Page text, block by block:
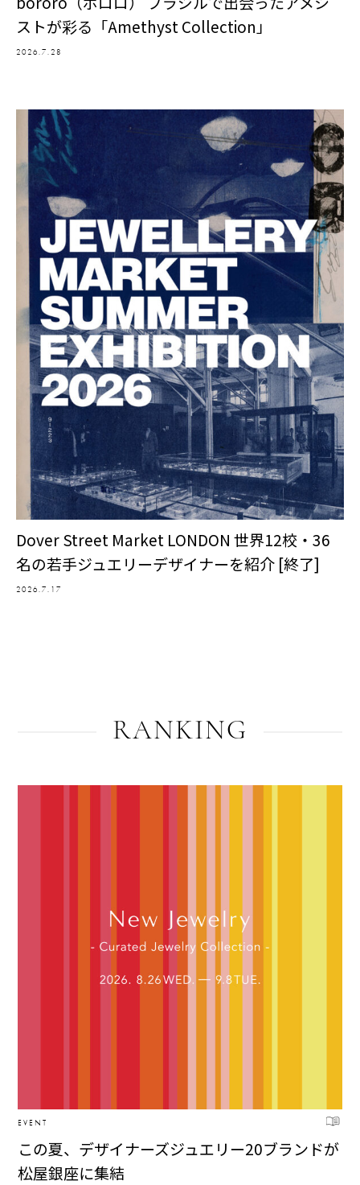
ストが彩る「Amethyst Collection」
2026.7.28
Dover Street Market LONDON 世界12校・36
名の若手ジュエリーデザイナーを紹介 [終了]
2026.7.17
RANKING
EVENT
この夏、デザイナーズジュエリー20ブランドが
松屋銀座に集結